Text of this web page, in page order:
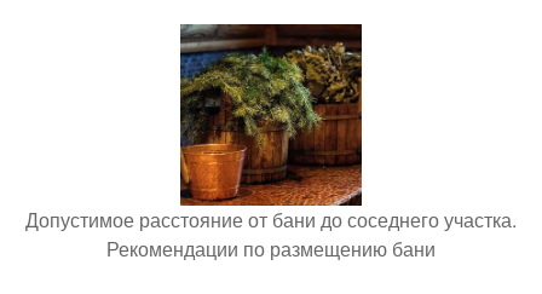
Допустимое расстояние от бани до соседнего участка.
Рекомендации по размещению бани